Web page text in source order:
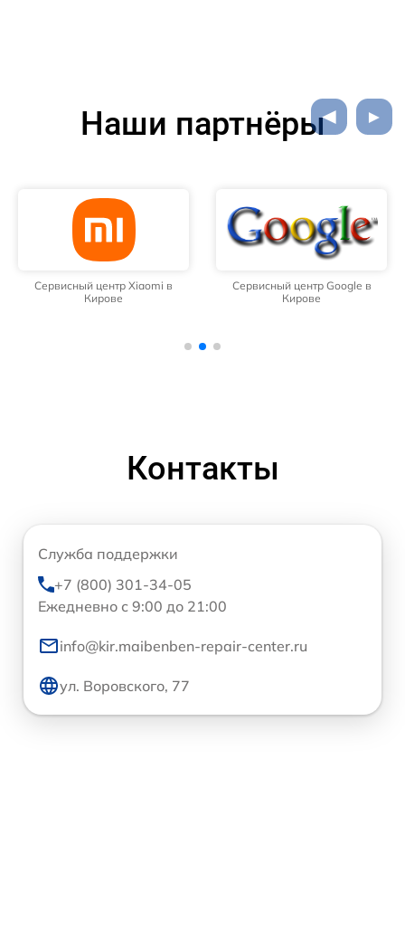
Наши партнёры
Сервисный центр Xiaomi в
Кирове
Сервисный центр Google в
Кирове
Контакты
Служба поддержки
+7 (800) 301-34-05
Ежедневно с 9:00 до 21:00
info@kir.maibenben-repair-center.ru
ул. Воровского, 77